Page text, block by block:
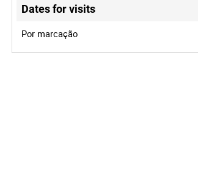
Dates for visits
Por marcação